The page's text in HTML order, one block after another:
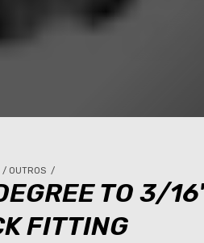
/ OUTROS /
TO 3/
FITTING